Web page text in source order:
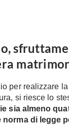
per realizzare
si riesce lo
sia almeno
norma di legge